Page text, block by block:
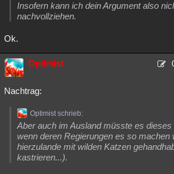
Insofern kann ich dein Argument also
nachvollziehen.
Ok.
Optimist
Nachtrag:
Optimist schrieb:
Aber auch im Ausland müsste es
wenn deren Regierungen es so machen
hierzulande mit wilden Katzen
kastrieren...).